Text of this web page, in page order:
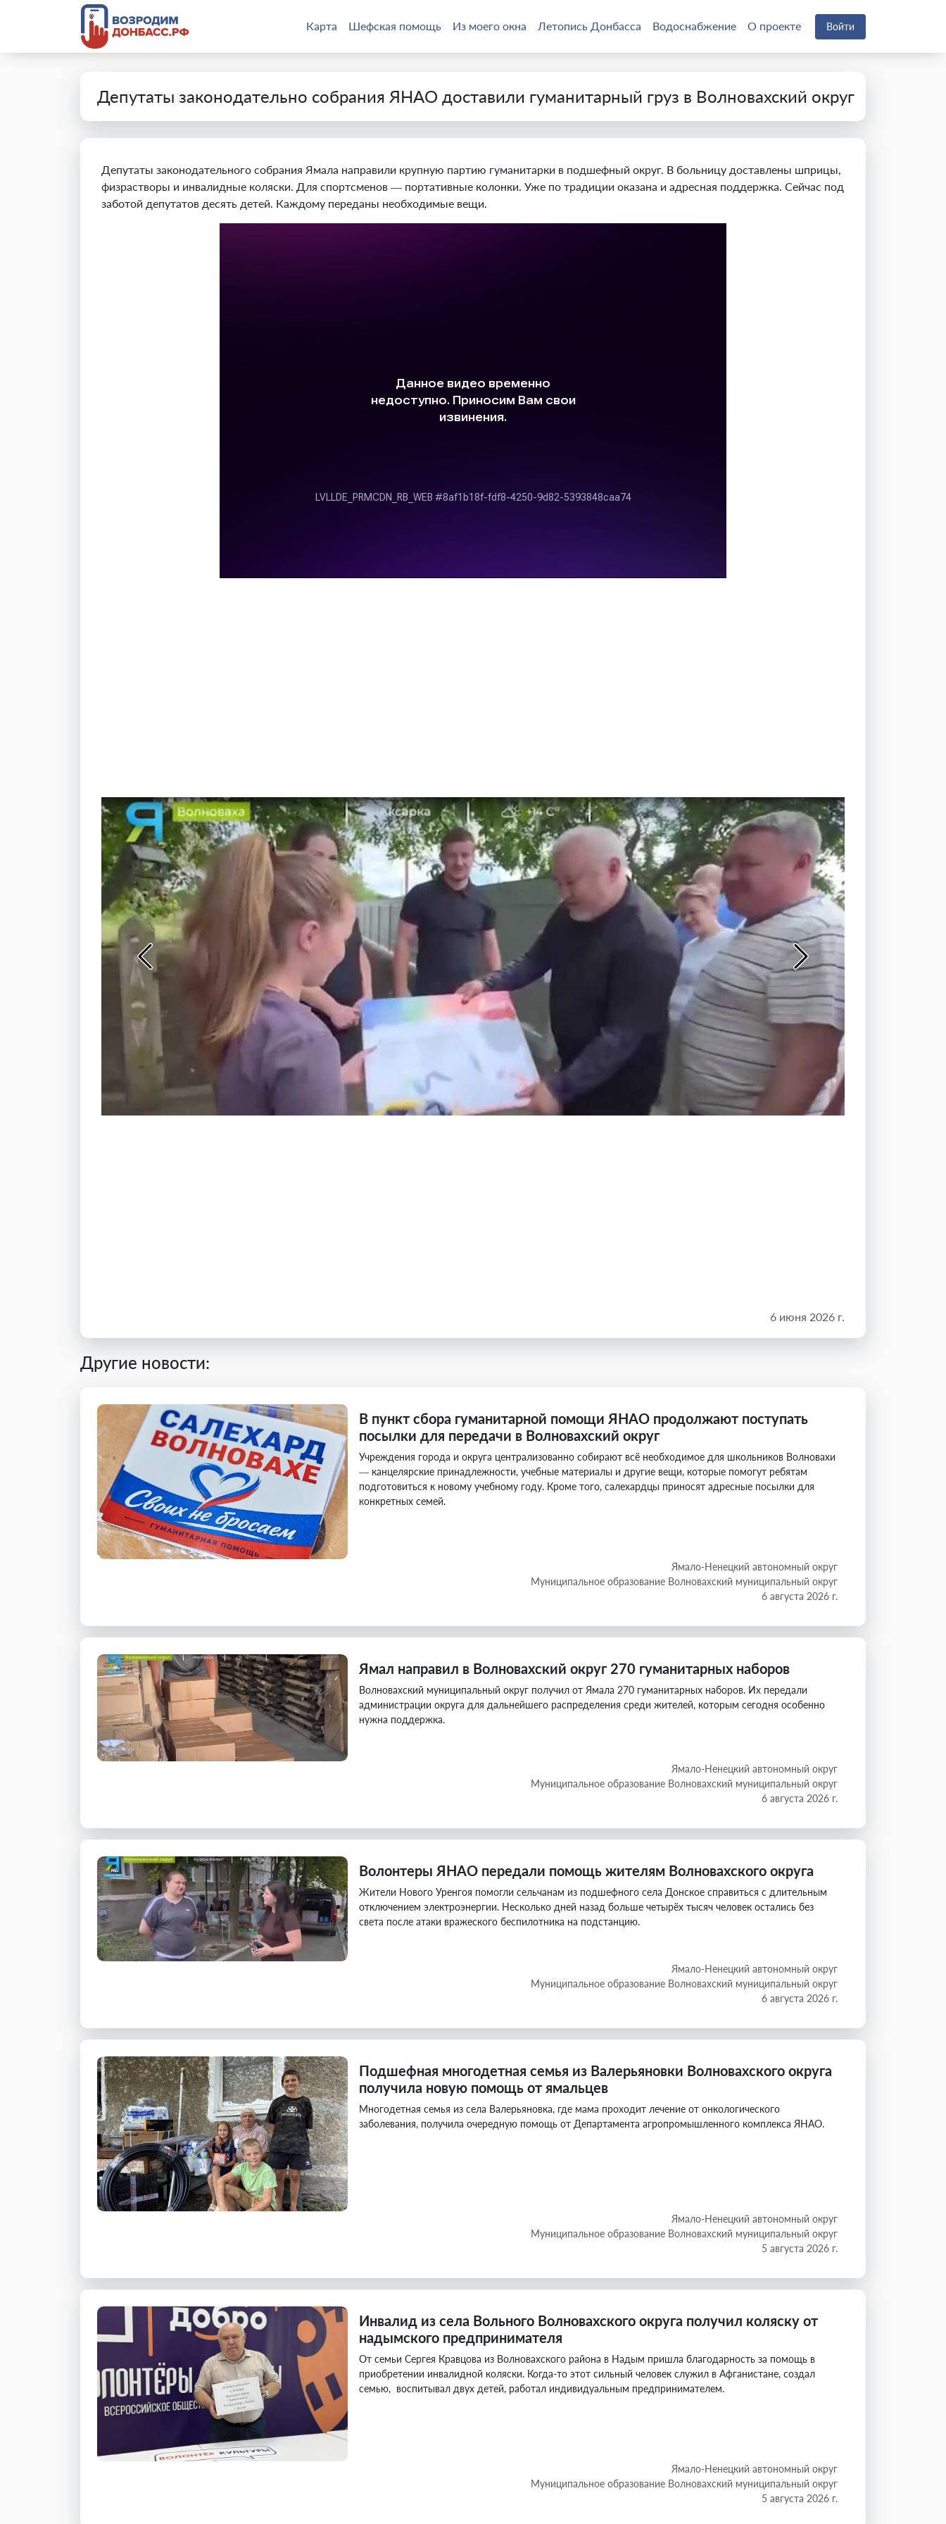
Карта Шефская помощь Из моего окна Летопись Донбасса Водоснабжение О проекте Войти
Депутаты законодательно собрания ЯНАО доставили гуманитарный груз в Волновахский округ
Депутаты законодательного собрания Ямала направили крупную партию гуманитарки в подшефный округ. В больницу доставлены шприцы,
физрастворы и инвалидные коляски. Для спортсменов — портативные колонки. Уже по традиции оказана и адресная поддержка. Сейчас под
заботой депутатов десять детей. Каждому переданы необходимые вещи.
6 июня 2026 г.
Другие новости:
В пункт сбора гуманитарной помощи ЯНАО продолжают поступать
посылки для передачи в Волновахский округ
Учреждения города и округа централизованно собирают всё необходимое для школьников Волновахи
— канцелярские принадлежности, учебные материалы и другие вещи, которые помогут ребятам
подготовиться к новому учебному году. Кроме того, салехардцы приносят адресные посылки для
конкретных семей.
Ямало-Ненецкий автономный округ
Муниципальное образование Волновахский муниципальный округ
6 августа 2026 г.
Ямал направил в Волновахский округ 270 гуманитарных наборов
Волновахский муниципальный округ получил от Ямала 270 гуманитарных наборов. Их передали
администрации округа для дальнейшего распределения среди жителей, которым сегодня особенно
нужна поддержка.
Ямало-Ненецкий автономный округ
Муниципальное образование Волновахский муниципальный округ
6 августа 2026 г.
Волонтеры ЯНАО передали помощь жителям Волновахского округа
Жители Нового Уренгоя помогли сельчанам из подшефного села Донское справиться с длительным
отключением электроэнергии. Несколько дней назад больше четырёх тысяч человек остались без
света после атаки вражеского беспилотника на подстанцию.
Ямало-Ненецкий автономный округ
Муниципальное образование Волновахский муниципальный округ
6 августа 2026 г.
Подшефная многодетная семья из Валерьяновки Волновахского округа
получила новую помощь от ямальцев
Многодетная семья из села Валерьяновка, где мама проходит лечение от онкологического
заболевания, получила очередную помощь от Департамента агропромышленного комплекса ЯНАО.
Ямало-Ненецкий автономный округ
Муниципальное образование Волновахский муниципальный округ
5 августа 2026 г.
Инвалид из села Вольного Волновахского округа получил коляску от
надымского предпринимателя
От семьи Сергея Кравцова из Волновахского района в Надым пришла благодарность за помощь в
приобретении инвалидной коляски. Когда-то этот сильный человек служил в Афганистане, создал
семью, воспитывал двух детей, работал индивидуальным предпринимателем.
Ямало-Ненецкий автономный округ
Муниципальное образование Волновахский муниципальный округ
5 августа 2026 г.